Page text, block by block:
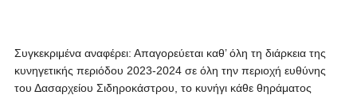
Συγκεκριμένα αναφέρει: Απαγορεύεται καθ’ όλη τη διάρκεια της
κυνηγετικής περιόδου 2023-2024 σε όλη την περιοχή ευθύνης
του Δασαρχείου Σιδηροκάστρου, το κυνήγι κάθε θηράματος